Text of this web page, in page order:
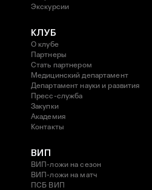
Экскурсии
КЛУБ
О клубе
Партнеры
Стать партнером
Медицинский департамент
Департамент науки и развития
Пресс-служба
Закупки
Академия
Контакты
ВИП
ВИП-ложи на сезон
ВИП-ложи на матч
ПСБ ВИП